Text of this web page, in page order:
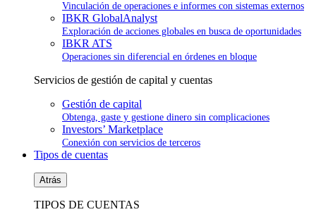
Vinculación de operaciones e informes con sistemas externos
IBKR GlobalAnalyst
Exploración de acciones globales en busca de oportunidades
IBKR ATS
Operaciones sin diferencial en órdenes en bloque
Servicios de gestión de capital y cuentas
Gestión de capital
Obtenga, gaste y gestione dinero sin complicaciones
Investors’ Marketplace
Conexión con servicios de terceros
Tipos de cuentas
Atrás
TIPOS DE CUENTAS